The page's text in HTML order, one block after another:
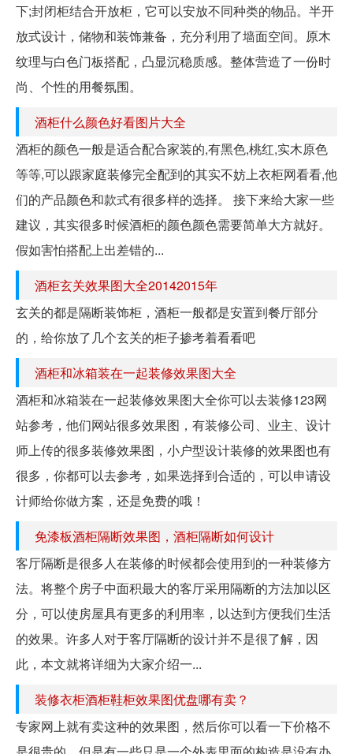
下;封闭柜结合开放柜，它可以安放不同种类的物品。半开
放式设计，储物和装饰兼备，充分利用了墙面空间。原木
纹理与白色门板搭配，凸显沉稳质感。整体营造了一份时
尚、个性的用餐氛围。
酒柜什么颜色好看图片大全
酒柜的颜色一般是适合配合家装的,有黑色,桃红,实木原色
等等,可以跟家庭装修完全配到的其实不妨上衣柜网看看,他
们的产品颜色和款式有很多样的选择。 接下来给大家一些
建议，其实很多时候酒柜的颜色颜色需要简单大方就好。
假如害怕搭配上出差错的...
酒柜玄关效果图大全20142015年
玄关的都是隔断装饰柜，酒柜一般都是安置到餐厅部分
的，给你放了几个玄关的柜子掺考着看看吧
酒柜和冰箱装在一起装修效果图大全
酒柜和冰箱装在一起装修效果图大全你可以去装修123网
站参考，他们网站很多效果图，有装修公司、业主、设计
师上传的很多装修效果图，小户型设计装修的效果图也有
很多，你都可以去参考，如果选择到合适的，可以申请设
计师给你做方案，还是免费的哦！
免漆板酒柜隔断效果图，酒柜隔断如何设计
客厅隔断是很多人在装修的时候都会使用到的一种装修方
法。将整个房子中面积最大的客厅采用隔断的方法加以区
分，可以使房屋具有更多的利用率，以达到方便我们生活
的效果。许多人对于客厅隔断的设计并不是很了解，因
此，本文就将详细为大家介绍一...
装修衣柜酒柜鞋柜效果图优盘哪有卖？
专家网上就有卖这种的效果图，然后你可以看一下价格不